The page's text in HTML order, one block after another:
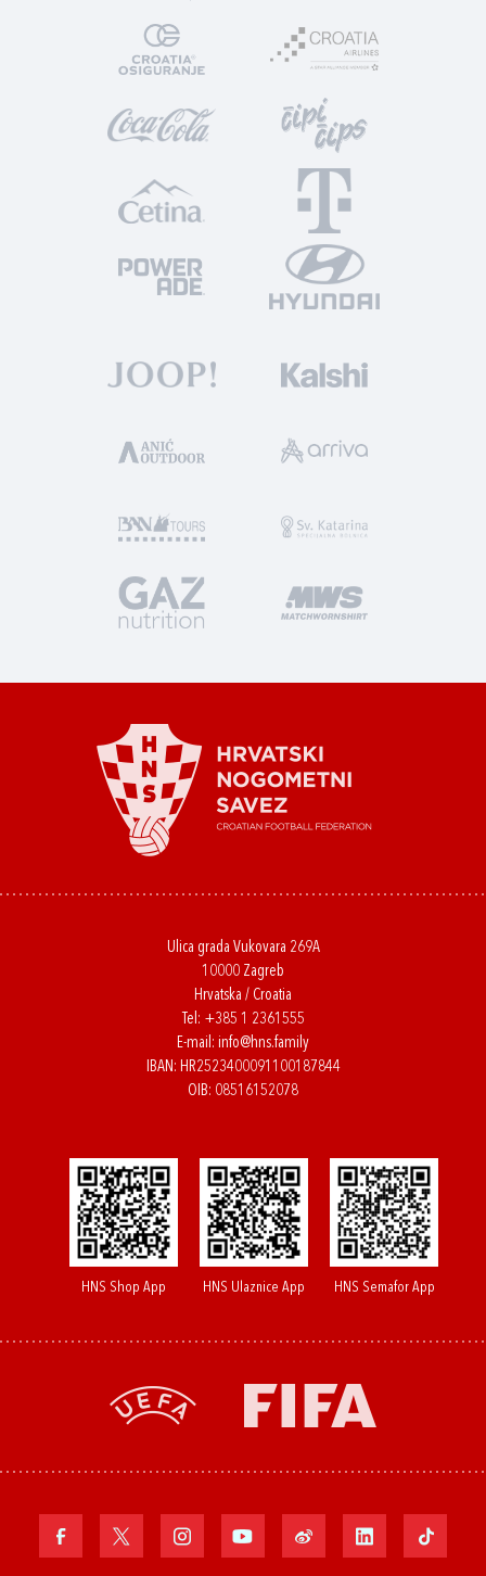
Ulica grada Vukovara 269A
10000 Zagreb
Hrvatska / Croatia
Tel: +385 1 2361555
E-mail: info@hns.family
IBAN: HR2523400091100187844
OIB: 08516152078
HNS Shop App HNS Ulaznice App HNS Semafor App